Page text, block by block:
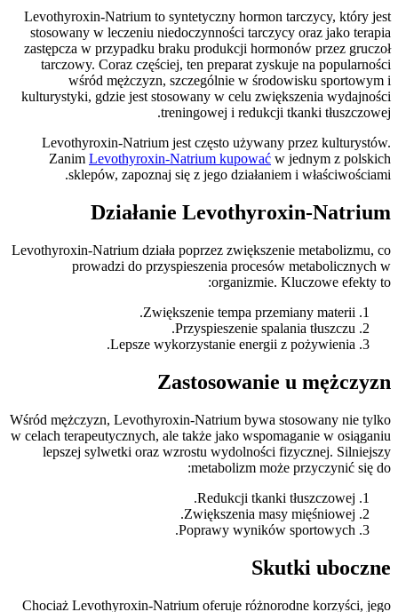
Levothyroxin-Natrium to syntetyczny hormon tarczycy, który jest
stosowany w leczeniu niedoczynności tarczycy oraz jako terapia
zastępcza w przypadku braku produkcji hormonów przez gruczoł
tarczowy. Coraz częściej, ten preparat zyskuje na popularności
wśród mężczyzn, szczególnie w środowisku sportowym i
kulturystyki, gdzie jest stosowany w celu zwiększenia wydajności
treningowej i redukcji tkanki tłuszczowej.
Levothyroxin-Natrium jest często używany przez kulturystów.
Zanim Levothyroxin-Natrium kupować w jednym z polskich
sklepów, zapoznaj się z jego działaniem i właściwościami.
Działanie Levothyroxin-Natrium
Levothyroxin-Natrium działa poprzez zwiększenie metabolizmu, co
prowadzi do przyspieszenia procesów metabolicznych w
organizmie. Kluczowe efekty to:
Zwiększenie tempa przemiany materii.
Przyspieszenie spalania tłuszczu.
Lepsze wykorzystanie energii z pożywienia.
Zastosowanie u mężczyzn
Wśród mężczyzn, Levothyroxin-Natrium bywa stosowany nie tylko
w celach terapeutycznych, ale także jako wspomaganie w osiąganiu
lepszej sylwetki oraz wzrostu wydolności fizycznej. Silniejszy
metabolizm może przyczynić się do:
Redukcji tkanki tłuszczowej.
Zwiększenia masy mięśniowej.
Poprawy wyników sportowych.
Skutki uboczne
Chociaż Levothyroxin-Natrium oferuje różnorodne korzyści, jego